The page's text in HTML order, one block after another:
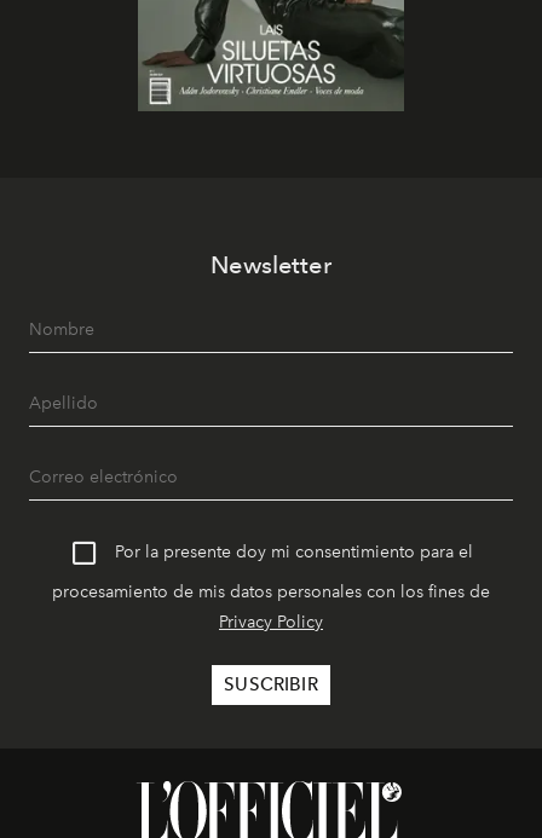
Newsletter
Por la presente doy mi consentimiento para el
procesamiento de mis datos personales con los fines de
Privacy Policy